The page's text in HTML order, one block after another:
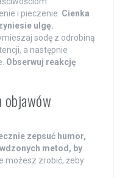
i pieczenie. Cienka
ulgę.
sodę z odrobiną
a następnie
Obserwuj reakcję
objawów
zepsuć humor,
metod, by
możesz zrobić, żeby